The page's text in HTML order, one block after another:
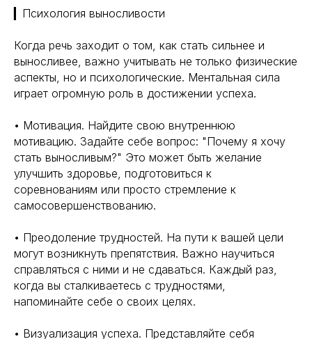
▎Психология выносливости
Когда речь заходит о том, как стать сильнее и
выносливее, важно учитывать не только физические
аспекты, но и психологические. Ментальная сила
играет огромную роль в достижении успеха.
• Мотивация. Найдите свою внутреннюю
мотивацию. Задайте себе вопрос: "Почему я хочу
стать выносливым?" Это может быть желание
улучшить здоровье, подготовиться к
соревнованиям или просто стремление к
самосовершенствованию.
• Преодоление трудностей. На пути к вашей цели
могут возникнуть препятствия. Важно научиться
справляться с ними и не сдаваться. Каждый раз,
когда вы сталкиваетесь с трудностями,
напоминайте себе о своих целях.
• Визуализация успеха. Представляйте себя